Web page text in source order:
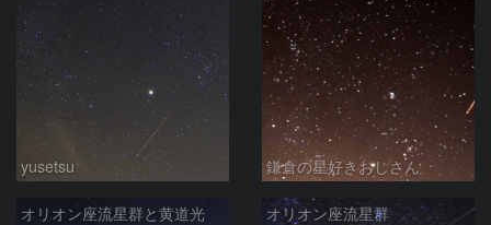
yusetsu 鎌倉の星好きおじさん
オリオン座流星群と黄道光 オリオン座流星群